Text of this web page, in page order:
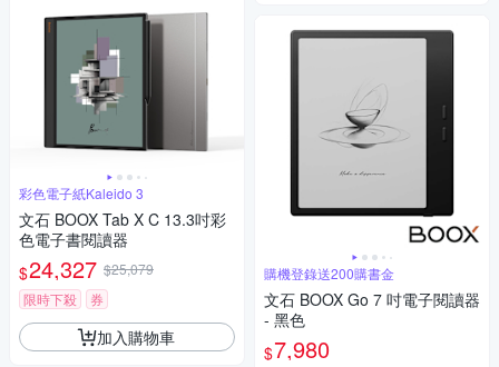
彩色電子紙Kaleido 3
文石 BOOX Tab X C 13.3吋彩
色電子書閱讀器
$24,327 $25,079
限時下殺
券
加入購物車
購機登錄送200購書金
文石 BOOX Go 7 吋電子閱讀器
- 黑色
$7,980